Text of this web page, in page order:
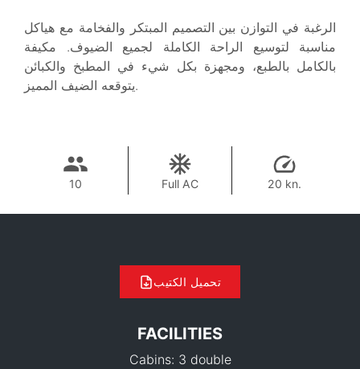
الرغبة في التوازن بين التصميم المبتكر والفخامة مع هياكل
مناسبة لتوسيع الراحة الكاملة لجميع الضيوف. مكيفة
بالكامل بالطبع، ومجهزة بكل شيء في المطبخ والكبائن
يتوقعه الضيف المميز.
10 Full AC 20 kn.
تحميل الكتيب
FACILITIES
Cabins: 3 double